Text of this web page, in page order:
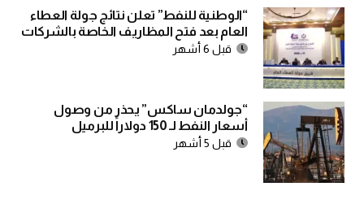
“الوطنية للنفط” تعلن نتائج جولة العطاء
العام بعد فتح المظاريف الخاصة بالشركات
قبل 6 أشهر
“جولدمان ساكس” يحذر من وصول
أسعار النفط لـ 150 دولاراً للبرميل
قبل 5 أشهر